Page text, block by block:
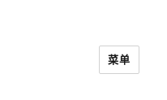
菜单